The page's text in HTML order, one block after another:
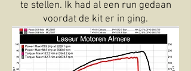
te stellen. Ik had al een run gedaan
voordat de kit er in ging.